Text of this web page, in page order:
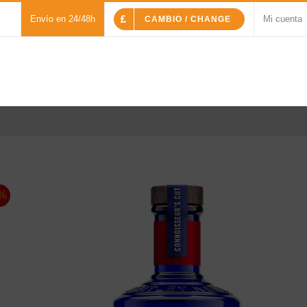
Envío en 24/48h CAMBIO / CHANGE Mi cuenta